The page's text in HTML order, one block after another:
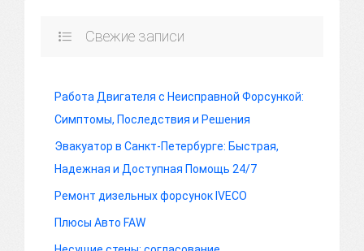
Свежие записи
Работа Двигателя с Неисправной Форсункой:
Симптомы, Последствия и Решения
Эвакуатор в Санкт-Петербурге: Быстрая,
Надежная и Доступная Помощь 24/7
Ремонт дизельных форсунок IVECO
Плюсы Авто FAW